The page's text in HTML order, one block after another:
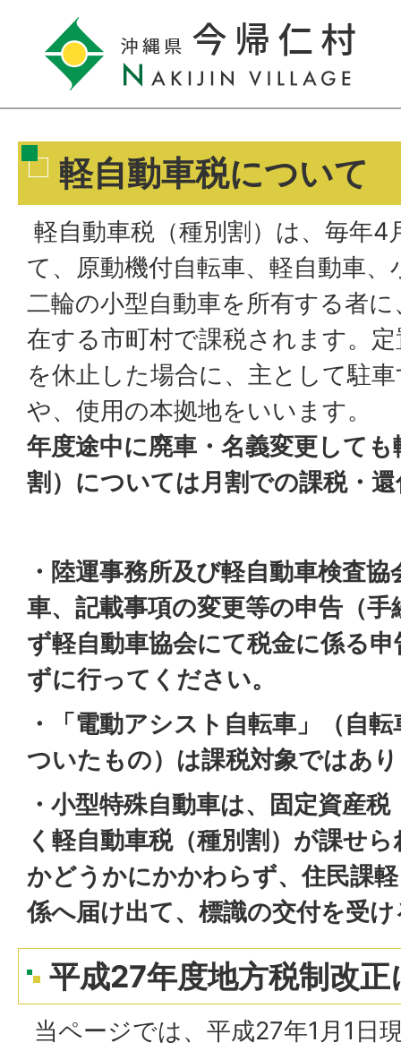
軽自動車税について
軽自動車税（種別割）は、毎年4
て、原動機付自転車、軽自動車
二輪の小型自動車を所有する者
在する市町村で課税されます。
を休止した場合に、主として駐
や、使用の本拠地をいいます。
年度途中に廃車・名義変更して
割）については月割での課税・
・陸運事務所及び軽自動車検査
車、記載事項の変更等の申告（
ず軽自動車協会にて税金に係る
ずに行ってください。
・「電動アシスト自転車」（自
ついたもの）は課税対象ではあ
・小型特殊自動車は、固定資産
く軽自動車税（種別割）が課せ
かどうかにかかわらず、住民課
係へ届け出て、標識の交付を受
平成27年度地方税制改
当ページでは、平成27年1月1日